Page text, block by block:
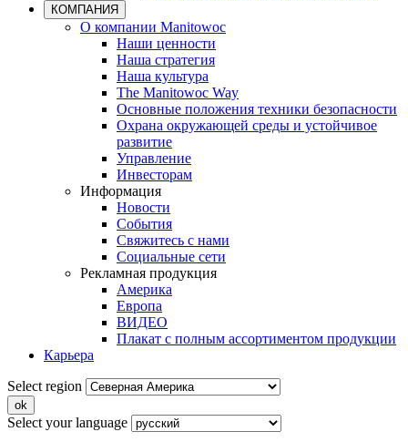
КОМПАНИЯ
О компании Manitowoc
Наши ценности
Наша стратегия
Наша культура
The Manitowoc Way
Основные положения техники безопасности
Охрана окружающей среды и устойчивое
развитие
Управление
Инвесторам
Информация
Новости
События
Свяжитесь с нами
Социальные сети
Рекламная продукция
Америка
Европа
ВИДЕО
Плакат с полным ассортиментом продукции
Карьера
Select region
Select your language